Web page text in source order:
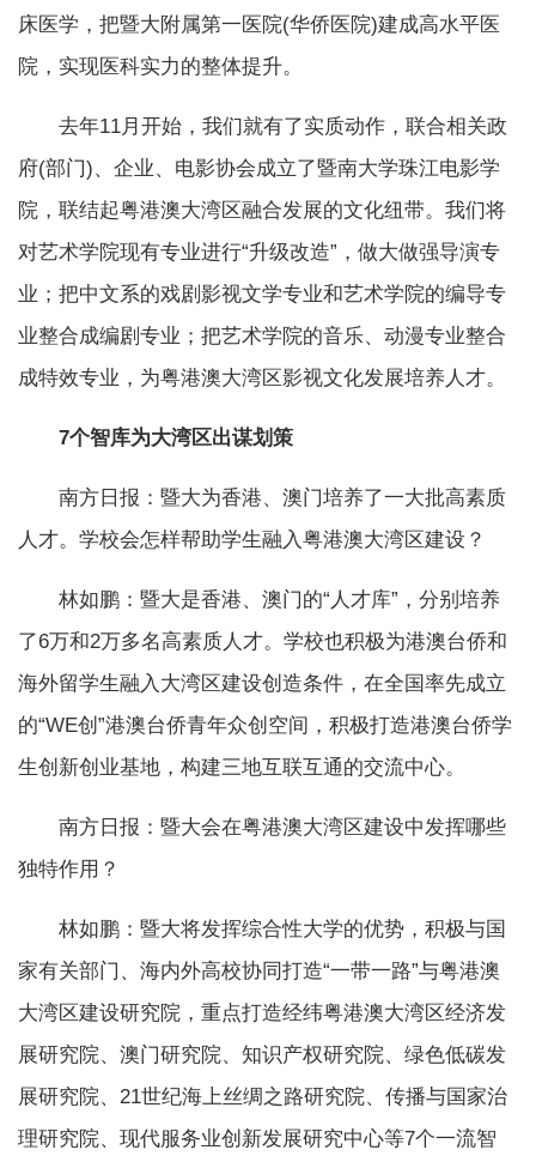
床医学，把暨大附属第一医院(华侨医院)建成高水平医
院，实现医科实力的整体提升。
去年11月开始，我们就有了实质动作，联合相关政
府(部门)、企业、电影协会成立了暨南大学珠江电影学
院，联结起粤港澳大湾区融合发展的文化纽带。我们将
对艺术学院现有专业进行“升级改造”，做大做强导演专
业；把中文系的戏剧影视文学专业和艺术学院的编导专
业整合成编剧专业；把艺术学院的音乐、动漫专业整合
成特效专业，为粤港澳大湾区影视文化发展培养人才。
7个智库为大湾区出谋划策
南方日报：暨大为香港、澳门培养了一大批高素质
人才。学校会怎样帮助学生融入粤港澳大湾区建设？
林如鹏：暨大是香港、澳门的“人才库”，分别培养
了6万和2万多名高素质人才。学校也积极为港澳台侨和
海外留学生融入大湾区建设创造条件，在全国率先成立
的“WE创”港澳台侨青年众创空间，积极打造港澳台侨学
生创新创业基地，构建三地互联互通的交流中心。
南方日报：暨大会在粤港澳大湾区建设中发挥哪些
独特作用？
林如鹏：暨大将发挥综合性大学的优势，积极与国
家有关部门、海内外高校协同打造“一带一路”与粤港澳
大湾区建设研究院，重点打造经纬粤港澳大湾区经济发
展研究院、澳门研究院、知识产权研究院、绿色低碳发
展研究院、21世纪海上丝绸之路研究院、传播与国家治
理研究院、现代服务业创新发展研究中心等7个一流智